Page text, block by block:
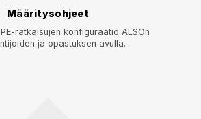
Määritysohjeet
ratkaisujen konfiguraatio ALSOn
ja opastuksen avulla.